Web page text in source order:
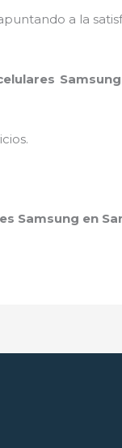
a la
Samsung en